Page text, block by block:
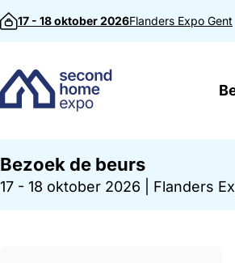
Direct naar inhoud
17 - 18 oktober 2026Flanders Expo Gent
Bezoek de beurs
17 - 18 oktober 2026 Flanders